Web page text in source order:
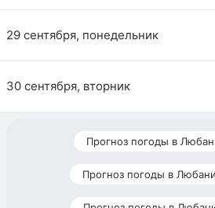
29 сентября, понедельник
30 сентября, вторник
Прогноз погоды в
Прогноз погоды в